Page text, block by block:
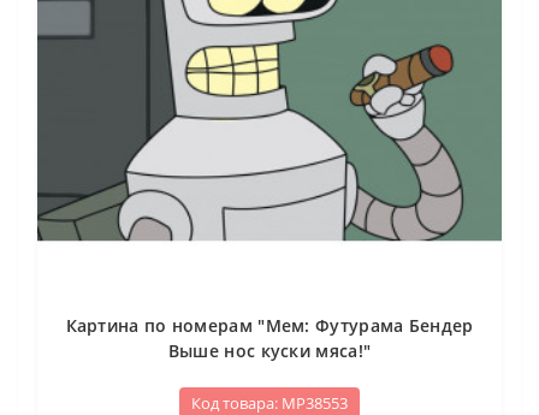
Картина по номерам "Мем: Футурама Бендер
Выше нос куски мяса!"
Код товара: МР38553